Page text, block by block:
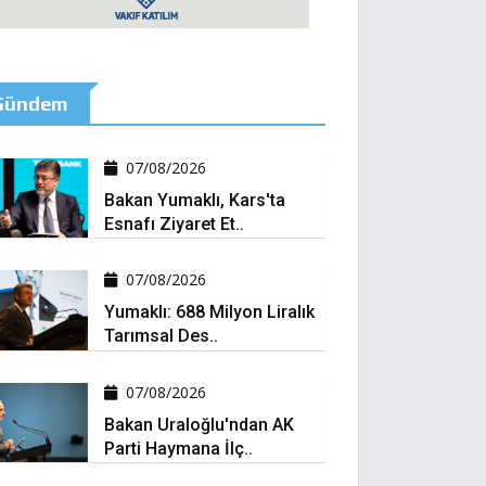
07/08/2026
Bakan Yumaklı, Kars'ta
Esnafı Ziyaret Et..
07/08/2026
Yumaklı: 688 Milyon Liralık
Tarımsal Des..
07/08/2026
Bakan Uraloğlu'ndan AK
Parti Haymana İlç..